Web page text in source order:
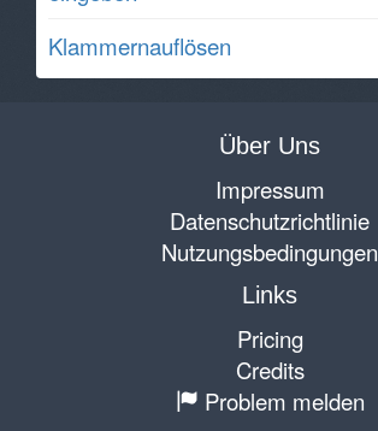
Klammernauflösen
Über Uns
Impressum
Datenschutzrichtlinie
Nutzungsbedingungen
Links
Pricing
Credits
Problem melden